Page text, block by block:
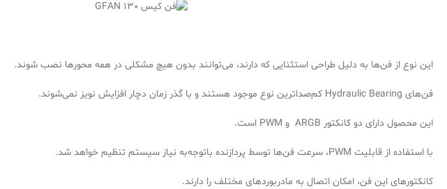
این نوع از فن‌ها به دلیل طراحی استثنایی که دارند، می‌توانند بدون هیچ مشکلی در همه محورها نصب شوند.
فن‌های Hydraulic Bearing کم‌صداترین نوع موجود هستند و با گذر زمان دچار افزایش نویز نمی‌شوند.
این محصول دارای دو کانکتور ARGB و PWM است.
با استفاده از قابلیت PWM، سرعت فن‌ها توسط پردازنده باتوجه‌به نیاز سیستم تنظیم خواهد شد.
کانکتورهای این فن، امکان اتصال به مادربوردهای مختلف را دارند.